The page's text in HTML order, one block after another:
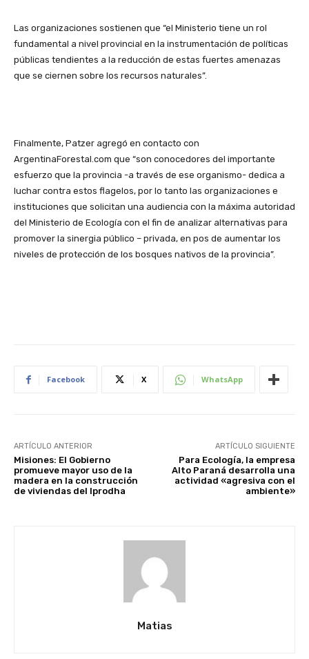
Las organizaciones sostienen que “el Ministerio tiene un rol
fundamental a nivel provincial en la instrumentación de políticas
públicas tendientes a la reducción de estas fuertes amenazas
que se ciernen sobre los recursos naturales”.
Finalmente, Patzer agregó en contacto con
ArgentinaForestal.com que “son conocedores del importante
esfuerzo que la provincia -a través de ese organismo- dedica a
luchar contra estos flagelos, por lo tanto las organizaciones e
instituciones que solicitan una audiencia con la máxima autoridad
del Ministerio de Ecología con el fin de analizar alternativas para
promover la sinergia público – privada, en pos de aumentar los
niveles de protección de los bosques nativos de la provincia”.
Facebook X WhatsApp
ARTÍCULO ANTERIOR
Misiones: El Gobierno
promueve mayor uso de la
madera en la construcción
de viviendas del Iprodha
ARTÍCULO SIGUIENTE
Para Ecología, la empresa
Alto Paraná desarrolla una
actividad «agresiva con el
ambiente»
Matias